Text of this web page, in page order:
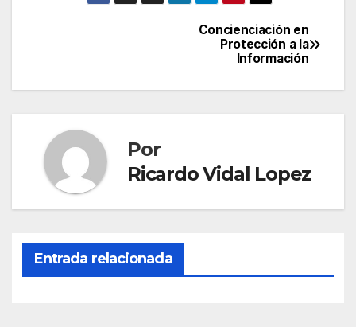
Concienciación en
Protección a la
Información
Por
Ricardo Vidal Lopez
Entrada relacionada